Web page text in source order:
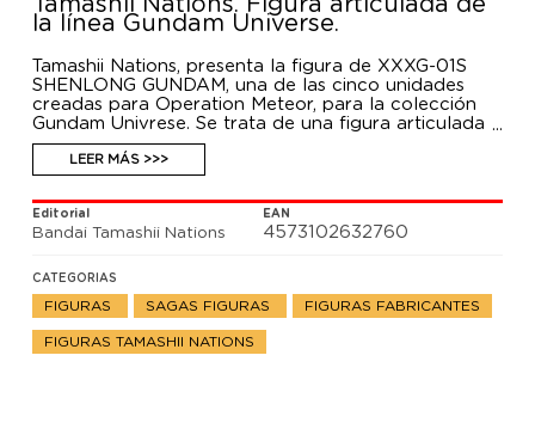
Tamashii Nations. Figura articulada de
la línea Gundam Universe.
Tamashii Nations, presenta la figura de XXXG-01S
SHENLONG GUNDAM, una de las cinco unidades
creadas para Operation Meteor, para la colección
Gundam Univrese. Se trata de una figura articulada
de unos 15 cm que Incluye Beam glaive, juego de
manos opcional, escudo Shenlong, junta de conector
y una base soporte para su exposición.
LEER MÁS >>>
Editorial
Bandai Tamashii Nations
EAN
4573102632760
CATEGORIAS
FIGURAS SAGAS FIGURAS FIGURAS FABRICANTES
FIGURAS TAMASHII NATIONS